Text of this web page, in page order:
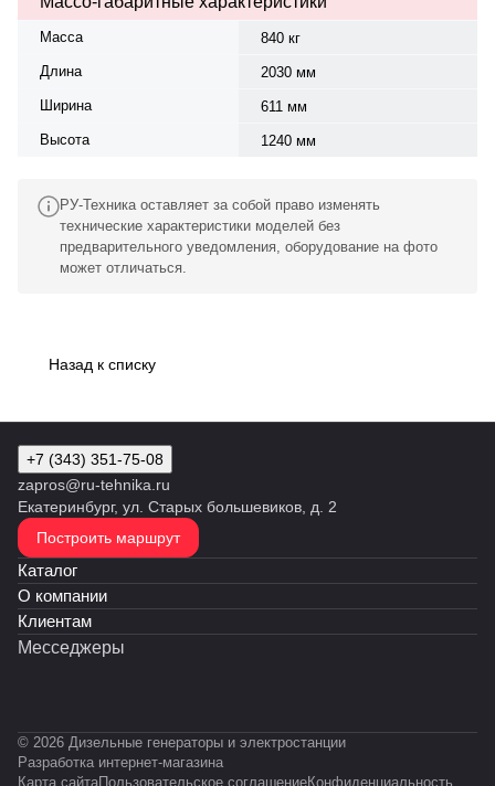
Масса
840 кг
Длина
2030 мм
Ширина
611 мм
Высота
1240 мм
РУ-Техника оставляет за собой право изменять
технические характеристики моделей без
предварительного уведомления, оборудование на фото
может отличаться.
Назад к списку
+7 (343) 351-75-08
zapros@ru-tehnika.ru
Екатеринбург, ул. Старых большевиков, д. 2
Построить маршрут
Каталог
О компании
Клиентам
Месседжеры
© 2026 Дизельные генераторы и электростанции
Разработка интернет-магазина
Карта сайтаПользовательское соглашениеКонфиденциальность